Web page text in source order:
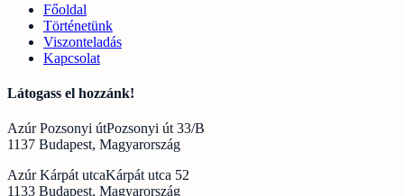
Főoldal
Történetünk
Viszonteladás
Kapcsolat
Látogass el hozzánk!
Azúr Pozsonyi útPozsonyi út 33/B
1137 Budapest, Magyarország
Azúr Kárpát utcaKárpát utca 52
1133 Budapest, Magyarország